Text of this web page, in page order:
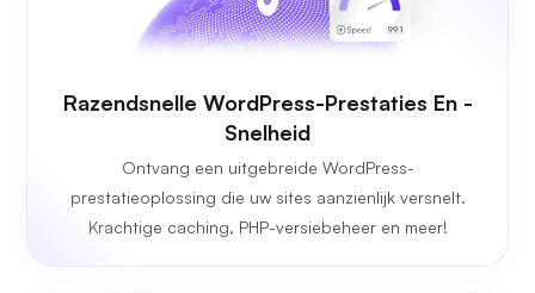
Razendsnelle WordPress-Prestaties En -
Snelheid
Ontvang een uitgebreide WordPress-
prestatieoplossing die uw sites aanzienlijk versnelt.
Krachtige caching, PHP-versiebeheer en meer!